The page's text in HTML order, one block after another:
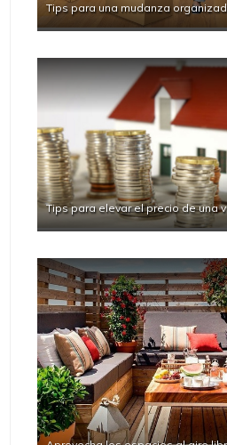
Tips para una mudanza
Tips para elevar el precio de una